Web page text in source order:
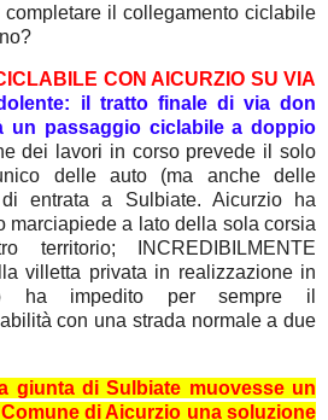
il collegamento ciclabile
CON AICURZIO SU VIA
il tratto finale di via don
un passaggio ciclabile a doppio
dei lavori in corso prevede il solo
delle auto (ma anche delle
entrata a Sulbiate. Aicurzio ha
marciapiede a lato della sola corsia
INCREDIBILMENTE
villetta privata in realizzazione in
ha impedito per sempre il
con una strada normale a due
giunta di Sulbiate muovesse un
di Aicurzio una soluzione